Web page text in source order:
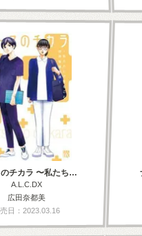
チカラ 〜私たち…
A.L.C.DX
広田奈都美
日：2023.03.16